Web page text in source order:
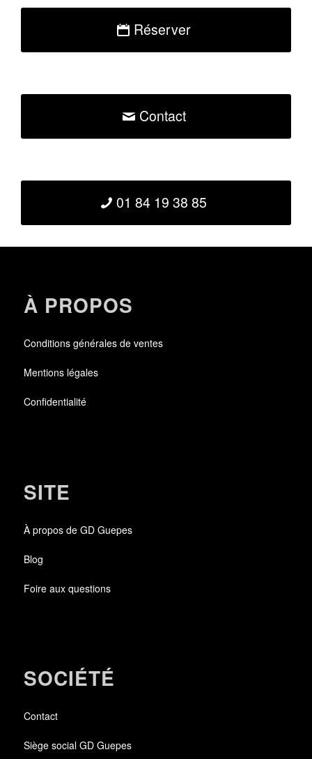
Réserver
Contact
01 84 19 38 85
À PROPOS
Conditions générales de ventes
Mentions légales
Confidentialité
SITE
À propos de GD Guepes
Blog
Foire aux questions
SOCIÉTÉ
Contact
Siège social GD Guepes